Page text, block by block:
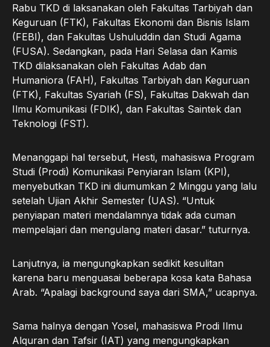
Rabu TKD di laksanakan oleh Fakultas Tarbiyah dan
Keguruan (FTK), Fakultas Ekonomi dan Bisnis Islam
(FEBI), dan Fakultas Ushuluddin dan Studi Agama
(FUSA). Sedangkan, pada Hari Selasa dan Kamis
TKD dilaksanakan oleh Fakultas Adab dan
Humaniora (FAH), Fakultas Tarbiyah dan Keguruan
(FTK), Fakultas Syariah (FS), Fakultas Dakwah dan
Ilmu Komunikasi (FDIK), dan Fakultas Saintek dan
Teknologi (FST).
Menanggapi hal tersebut, Hesti, mahasiswa Program
Studi (Prodi) Komunikasi Penyiaran Islam (KPI),
menyebutkan TKD ini diumumkan 2 Minggu yang lalu
setelah Ujian Akhir Semester (UAS). “Untuk
penyiapan materi mendalamnya tidak ada cuman
mempelajari dan mengulang materi dasar.” tuturnya.
Lanjutnya, ia mengungkapkan sedikit kesulitan
karena baru menguasai beberapa kosa kata Bahasa
Arab. “Apalagi background saya dari SMA,” ucapnya.
Sama halnya dengan Yosel, mahasiswa Prodi Ilmu
Alquran dan Tafsir (IAT) yang mengungkapkan